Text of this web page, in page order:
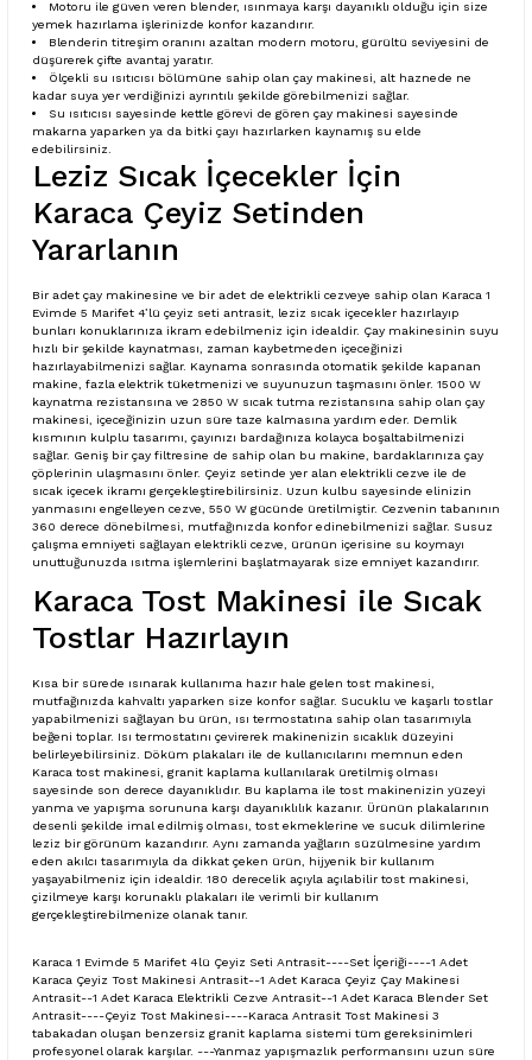
Motoru ile güven veren blender, ısınmaya karşı dayanıklı olduğu için size
yemek hazırlama işlerinizde konfor kazandırır.
Blenderin titreşim oranını azaltan modern motoru, gürültü seviyesini de
düşürerek çifte avantaj yaratır.
Ölçekli su ısıtıcısı bölümüne sahip olan çay makinesi, alt haznede ne
kadar suya yer verdiğinizi ayrıntılı şekilde görebilmenizi sağlar.
Su ısıtıcısı sayesinde kettle görevi de gören çay makinesi sayesinde
makarna yaparken ya da bitki çayı hazırlarken kaynamış su elde
edebilirsiniz.
Leziz Sıcak İçecekler İçin
Karaca Çeyiz Setinden
Yararlanın
Bir adet çay makinesine ve bir adet de elektrikli cezveye sahip olan Karaca 1
Evimde 5 Marifet 4’lü çeyiz seti antrasit, leziz sıcak içecekler hazırlayıp
bunları konuklarınıza ikram edebilmeniz için idealdir. Çay makinesinin suyu
hızlı bir şekilde kaynatması, zaman kaybetmeden içeceğinizi
hazırlayabilmenizi sağlar. Kaynama sonrasında otomatik şekilde kapanan
makine, fazla elektrik tüketmenizi ve suyunuzun taşmasını önler. 1500 W
kaynatma rezistansına ve 2850 W sıcak tutma rezistansına sahip olan çay
makinesi, içeceğinizin uzun süre taze kalmasına yardım eder. Demlik
kısmının kulplu tasarımı, çayınızı bardağınıza kolayca boşaltabilmenizi
sağlar. Geniş bir çay filtresine de sahip olan bu makine, bardaklarınıza çay
çöplerinin ulaşmasını önler. Çeyiz setinde yer alan elektrikli cezve ile de
sıcak içecek ikramı gerçekleştirebilirsiniz. Uzun kulbu sayesinde elinizin
yanmasını engelleyen cezve, 550 W gücünde üretilmiştir. Cezvenin tabanının
360 derece dönebilmesi, mutfağınızda konfor edinebilmenizi sağlar. Susuz
çalışma emniyeti sağlayan elektrikli cezve, ürünün içerisine su koymayı
unuttuğunuzda ısıtma işlemlerini başlatmayarak size emniyet kazandırır.
Karaca Tost Makinesi ile Sıcak
Tostlar Hazırlayın
Kısa bir sürede ısınarak kullanıma hazır hale gelen tost makinesi,
mutfağınızda kahvaltı yaparken size konfor sağlar. Sucuklu ve kaşarlı tostlar
yapabilmenizi sağlayan bu ürün, ısı termostatına sahip olan tasarımıyla
beğeni toplar. Isı termostatını çevirerek makinenizin sıcaklık düzeyini
belirleyebilirsiniz. Döküm plakaları ile de kullanıcılarını memnun eden
Karaca tost makinesi, granit kaplama kullanılarak üretilmiş olması
sayesinde son derece dayanıklıdır. Bu kaplama ile tost makinenizin yüzeyi
yanma ve yapışma sorununa karşı dayanıklılık kazanır. Ürünün plakalarının
desenli şekilde imal edilmiş olması, tost ekmeklerine ve sucuk dilimlerine
leziz bir görünüm kazandırır. Aynı zamanda yağların süzülmesine yardım
eden akılcı tasarımıyla da dikkat çeken ürün, hijyenik bir kullanım
yaşayabilmeniz için idealdir. 180 derecelik açıyla açılabilir tost makinesi,
çizilmeye karşı korunaklı plakaları ile verimli bir kullanım
gerçekleştirebilmenize olanak tanır.
Karaca 1 Evimde 5 Marifet 4lü Çeyiz Seti Antrasit----Set İçeriği----1 Adet
Karaca Çeyiz Tost Makinesi Antrasit--1 Adet Karaca Çeyiz Çay Makinesi
Antrasit--1 Adet Karaca Elektrikli Cezve Antrasit--1 Adet Karaca Blender Set
Antrasit----Çeyiz Tost Makinesi----Karaca Antrasit Tost Makinesi 3
tabakadan oluşan benzersiz granit kaplama sistemi tüm gereksinimleri
profesyonel olarak karşılar. ---Yanmaz yapışmazlık performansını uzun süre